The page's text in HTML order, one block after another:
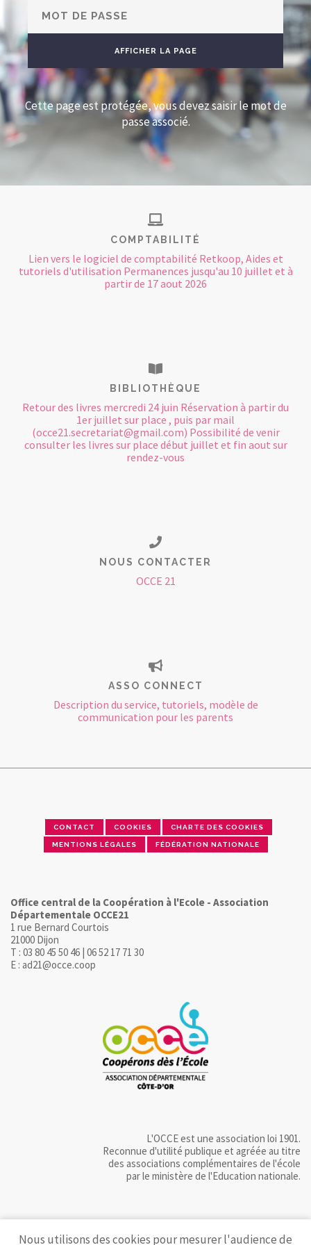
Cette page est protégée, vous devez saisir le mot de
passe associé.
COMPTABILITÉ
Lien vers le logiciel de comptabilité Retkoop, Aides et
tutoriels d'utilisation Permanences jusqu'au 10 juillet et à
partir de 17 aout 2026
BIBLIOTHÈQUE
Retour des livres mercredi 24 juin Réservation à partir du
1er juillet sur place , puis par mail
(occe21.secretariat@gmail.com) Possibilité de venir
consulter les livres sur place début juillet et fin aout sur
rendez-vous
NOUS CONTACTER
OCCE 21
ASSO CONNECT
Description du service, tutoriels, modèle de
communication pour les parents
CONTACT COOKIES CHARTE DES COOKIES
MENTIONS LÉGALES FÉDÉRATION NATIONALE
Office central de la Coopération à l'Ecole - Association
Départementale OCCE21
1 rue Bernard Courtois
21000 Dijon
T : 03 80 45 50 46 | 06 52 17 71 30
E : ad21@occe.coop
L'OCCE est une association loi 1901.
Reconnue d'utilité publique et agréée au titre
des associations complémentaires de l'école
par le ministère de l'Education nationale.
Nous utilisons des cookies pour mesurer l'audience de